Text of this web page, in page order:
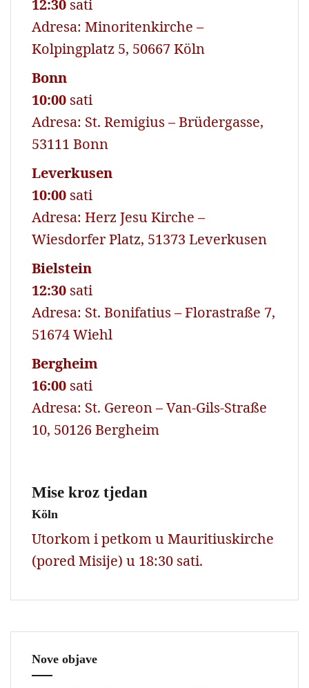
12:30 sati
Adresa: Minoritenkirche –
Kolpingplatz 5, 50667 Köln
Bonn
10:00 sati
Adresa: St. Remigius – Brüdergasse,
53111 Bonn
Leverkusen
10:00 sati
Adresa: Herz Jesu Kirche –
Wiesdorfer Platz, 51373 Leverkusen
Bielstein
12:30 sati
Adresa: St. Bonifatius – Florastraße 7,
51674 Wiehl
Bergheim
16:00 sati
Adresa: St. Gereon – Van-Gils-Straße
10, 50126 Bergheim
Mise kroz tjedan
Köln
Utorkom i petkom u Mauritiuskirche
(pored Misije) u 18:30 sati.
Nove objave